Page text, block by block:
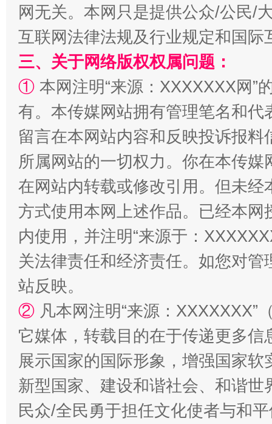
站台名比不上好声名
网无关。本网只是提供公众/公民/
互联网法律法规及行业规定和国
三、关于网络版权权属问题：
① 本网注明“来源：XXXXXXX网”
有。本传媒网站拥有管理笔名和
留言在本网站内容和反映投诉报
所属网站的一切权力。你在本传
在网站内转载或修改引用。但未
方式使用本网上述作品。已经本
内使用，并注明“来源于：
关法律责任和经济责任。如您对
站反映。
② 凡本网注明“来源：
它媒体，转载目的在于传递更多
展示国家的国际形象，增强国家
新型国家、建设和谐社会、和谐
民众/全民勇于担任文化使者与和